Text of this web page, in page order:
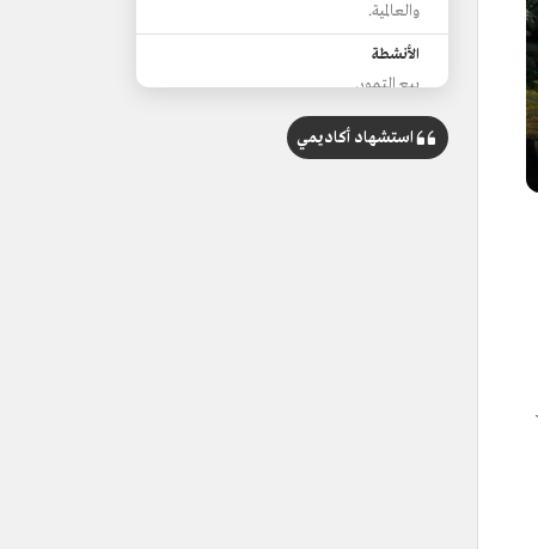
والعالمية.
الأنشطة
بيع التمور.
حرف يدوية.
فنون محلية.
استشهاد أكاديمي